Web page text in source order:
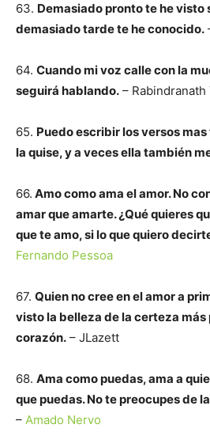
63. Demasiado pronto te he visto
demasiado tarde te he conocido.
64. Cuando mi voz calle con la
seguirá hablando. – Rabindranath
65. Puedo escribir los versos
la quise, y a veces ella también
66. Amo como ama el amor. No
amar que amarte. ¿Qué quieres
que te amo, si lo que quiero
Fernando Pessoa
67. Quien no cree en el amor a
visto la belleza de la certeza más
corazón. – JLazett
68. Ama como puedas, ama a
que puedas. No te preocupes de
– Amado Nervo